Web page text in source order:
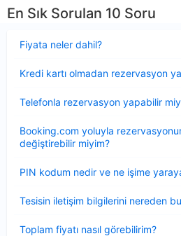
En Sık Sorulan 10 Soru
Fiyata neler dahil?
Kredi kartı olmadan rezervasyon
Telefonla rezervasyon yapabilir
Booking.com yoluyla
değiştirebilir miyim?
PIN kodum nedir ve ne işime
Tesisin iletişim bilgilerini nereden
Toplam fiyatı nasıl görebilirim?